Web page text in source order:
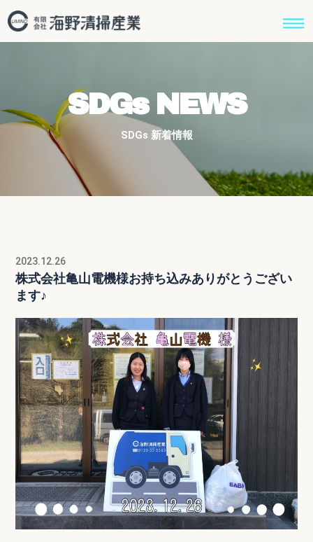
SDGs NEWS
SDGs 新着情報
2023.12.26
株式会社亀山電機様お持ち込みありがとうござい
ます♪